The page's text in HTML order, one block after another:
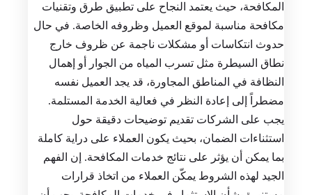
المكافحة، حيث يعتمد النجاح على تطبيق طرق وتقنيات
مكافحة مناسبة لموقع العميل وظروفه الخاصة. في حال
حدوث انتكاسات أو مشكلات ناجمة عن ظروف خارج
نطاق السيطرة مثل تسرب المياه من الجوار أو إهمال
النظافة في المناطق المجاورة، قد يجد العميل نفسه
مضطراً إلى إعادة النظر في فعالية الخدمة المستلمة.
يجب على الشركات تقديم توضيحات دقيقة حول
استثناءات الضمان، بحيث يكون العملاء على دراية كاملة
بما يمكن أن يؤثر على نتائج خدمات المكافحة. إن الفهم
الجيد لهذه الشروط يمكّن العملاء من اتخاذ قرارات